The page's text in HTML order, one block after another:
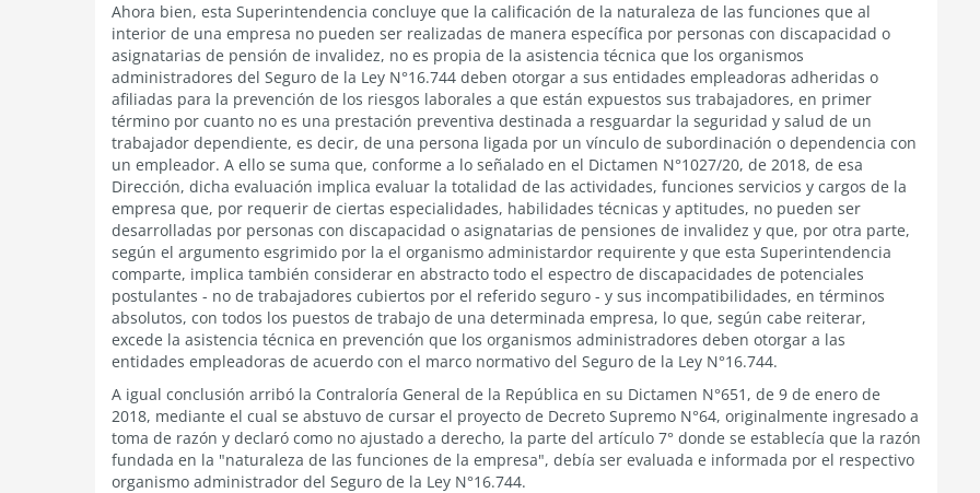
Ahora bien, esta Superintendencia concluye que la calificación de la naturaleza de las funciones que al
interior de una empresa no pueden ser realizadas de manera específica por personas con discapacidad o
asignatarias de pensión de invalidez, no es propia de la asistencia técnica que los organismos
administradores del Seguro de la Ley N°16.744 deben otorgar a sus entidades empleadoras adheridas o
afiliadas para la prevención de los riesgos laborales a que están expuestos sus trabajadores, en primer
término por cuanto no es una prestación preventiva destinada a resguardar la seguridad y salud de un
trabajador dependiente, es decir, de una persona ligada por un vínculo de subordinación o dependencia con
un empleador. A ello se suma que, conforme a lo señalado en el Dictamen N°1027/20, de 2018, de esa
Dirección, dicha evaluación implica evaluar la totalidad de las actividades, funciones servicios y cargos de la
empresa que, por requerir de ciertas especialidades, habilidades técnicas y aptitudes, no pueden ser
desarrolladas por personas con discapacidad o asignatarias de pensiones de invalidez y que, por otra parte,
según el argumento esgrimido por la el organismo administardor requirente y que esta Superintendencia
comparte, implica también considerar en abstracto todo el espectro de discapacidades de potenciales
postulantes - no de trabajadores cubiertos por el referido seguro - y sus incompatibilidades, en términos
absolutos, con todos los puestos de trabajo de una determinada empresa, lo que, según cabe reiterar,
excede la asistencia técnica en prevención que los organismos administradores deben otorgar a las
entidades empleadoras de acuerdo con el marco normativo del Seguro de la Ley N°16.744.
A igual conclusión arribó la Contraloría General de la República en su Dictamen N°651, de 9 de enero de
2018, mediante el cual se abstuvo de cursar el proyecto de Decreto Supremo N°64, originalmente ingresado a
toma de razón y declaró como no ajustado a derecho, la parte del artículo 7° donde se establecía que la razón
fundada en la "naturaleza de las funciones de la empresa", debía ser evaluada e informada por el respectivo
organismo administrador del Seguro de la Ley N°16.744.